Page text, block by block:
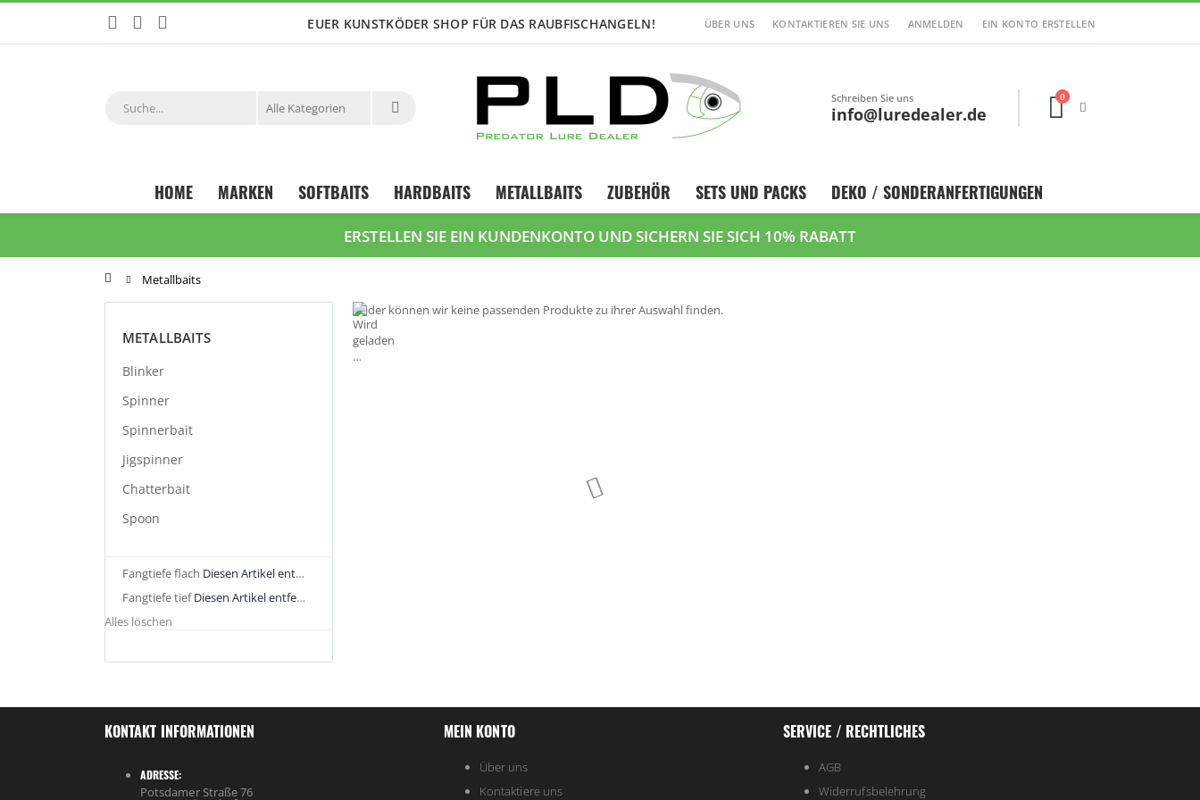
Zum
Inhalt
EUER KUNSTKÖDER SHOP FÜR DAS RAUBFISCHANGELN! ÜBER UNS KONTAKTIEREN SIE UNS ANMELDEN EIN KONTO ERSTELLEN
Cart
0
Schreiben Sie uns
info@luredealer.de
HOME MARKEN SOFTBAITS HARDBAITS METALLBAITS ZUBEHÖR SETS UND PACKS DEKO / SONDERANFERTIGUNGEN
ERSTELLEN SIE EIN KUNDENKONTO UND SICHERN SIE SICH 10% RABATT
Startseite
Metallbaits
Leider können wir keine passenden Produkte zu ihrer Auswahl finden.
METALLBAITS
Blinker
Spinner
Spinnerbait
Jigspinner
Chatterbait
Spoon
Fangtiefeflach Diesen Artikel entfernen
Fangtiefetief Diesen Artikel entfernen
Alles löschen
KONTAKT INFORMATIONEN
ADRESSE:
Potsdamer Straße 76
MEIN KONTO
Über uns
Kontaktiere uns
SERVICE / RECHTLICHES
AGB
Widerrufsbelehrung